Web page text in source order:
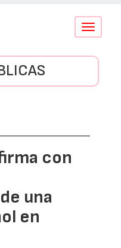
Conmutar
con
una
en